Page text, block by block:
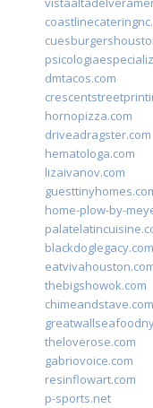
dmtacos.com
hornopizza.com
driveadragster.com
hematologa.com
lizaivanov.com
home-plow-by-
blackdoglegacy.com
thebigshowok.com
chimeandstave.com
theloverose.com
gabriovoice.com
resinflowart.com
p-sports.net